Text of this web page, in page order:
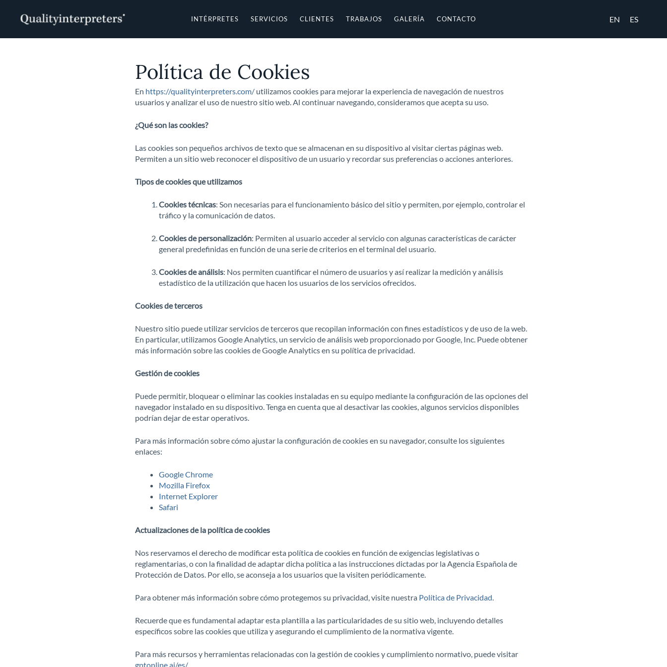
contenido
INTÉRPRETES SERVICIOS CLIENTES TRABAJOS GALERÍA CONTACTO EN ES
Política de Cookies
En https://qualityinterpreters.com/ utilizamos cookies para mejorar la experiencia de navegación de nuestros
usuarios y analizar el uso de nuestro sitio web. Al continuar navegando, consideramos que acepta su uso.
¿Qué son las cookies?
Las cookies son pequeños archivos de texto que se almacenan en su dispositivo al visitar ciertas páginas web.
Permiten a un sitio web reconocer el dispositivo de un usuario y recordar sus preferencias o acciones anteriores.
Tipos de cookies que utilizamos
Cookies técnicas: Son necesarias para el funcionamiento básico del sitio y permiten, por ejemplo, controlar el
tráfico y la comunicación de datos.
Cookies de personalización: Permiten al usuario acceder al servicio con algunas características de carácter
general predefinidas en función de una serie de criterios en el terminal del usuario.
Cookies de análisis: Nos permiten cuantificar el número de usuarios y así realizar la medición y análisis
estadístico de la utilización que hacen los usuarios de los servicios ofrecidos.
Cookies de terceros
Nuestro sitio puede utilizar servicios de terceros que recopilan información con fines estadísticos y de uso de la web.
En particular, utilizamos Google Analytics, un servicio de análisis web proporcionado por Google, Inc. Puede obtener
más información sobre las cookies de Google Analytics en su política de privacidad.
Gestión de cookies
Puede permitir, bloquear o eliminar las cookies instaladas en su equipo mediante la configuración de las opciones del
navegador instalado en su dispositivo. Tenga en cuenta que al desactivar las cookies, algunos servicios disponibles
podrían dejar de estar operativos.
Para más información sobre cómo ajustar la configuración de cookies en su navegador, consulte los siguientes
enlaces:
Google Chrome
Mozilla Firefox
Internet Explorer
Safari
Actualizaciones de la política de cookies
Nos reservamos el derecho de modificar esta política de cookies en función de exigencias legislativas o
reglamentarias, o con la finalidad de adaptar dicha política a las instrucciones dictadas por la Agencia Española de
Protección de Datos. Por ello, se aconseja a los usuarios que la visiten periódicamente.
Para obtener más información sobre cómo protegemos su privacidad, visite nuestra Política de Privacidad.
Recuerde que es fundamental adaptar esta plantilla a las particularidades de su sitio web, incluyendo detalles
específicos sobre las cookies que utiliza y asegurando el cumplimiento de la normativa vigente.
Para más recursos y herramientas relacionadas con la gestión de cookies y cumplimiento normativo, puede visitar
gptonline.ai/es/.